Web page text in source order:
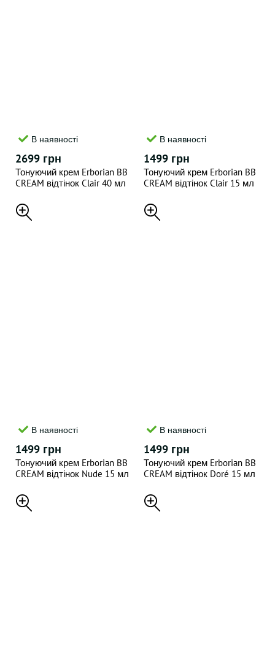
В наявності
2699 грн
Тонуючий крем Erborian BB
CREAM відтінок Clair 40 мл
В наявності
1499 грн
Тонуючий крем Erborian BB
CREAM відтінок Clair 15 мл
В наявності
1499 грн
Тонуючий крем Erborian BB
CREAM відтінок Nude 15 мл
В наявності
1499 грн
Тонуючий крем Erborian BB
CREAM відтінок Doré 15 мл